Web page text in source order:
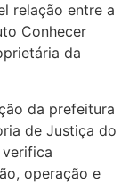
relação entre a
Conhecer
da
da prefeitura
de Justiça do
operação e